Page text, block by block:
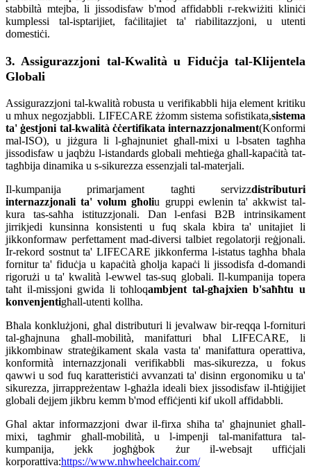
stabbiltà mtejba, li jissodisfaw b'mod affidabbli r-rekwiżiti kliniċi
kumplessi tal-isptarijiet, faċilitajiet ta' riabilitazzjoni, u utenti
domestiċi.
3. Assigurazzjoni tal-Kwalità u Fiduċja tal-Klijentela
Globali
Assigurazzjoni tal-kwalità robusta u verifikabbli hija element kritiku
u mhux negozjabbli. LIFECARE żżomm sistema sofistikata,sistema
ta' ġestjoni tal-kwalità ċċertifikata internazzjonalment(Konformi
mal-ISO), u jiżgura li l-għajnuniet għall-mixi u l-bsaten tagħha
jissodisfaw u jaqbżu l-istandards globali meħtieġa għall-kapaċità tat-
tagħbija dinamika u s-sikurezza essenzjali tal-materjali.
Il-kumpanija primarjament tagħti servizzdistributuri
internazzjonali ta' volum għoliu gruppi ewlenin ta' akkwist tal-
kura tas-saħħa istituzzjonali. Dan l-enfasi B2B intrinsikament
jirrikjedi kunsinna konsistenti u fuq skala kbira ta' unitajiet li
jikkonformaw perfettament mad-diversi talbiet regolatorji reġjonali.
Ir-rekord sostnut ta' LIFECARE jikkonferma l-istatus tagħha bħala
fornitur ta' fiduċja u kapaċità għolja kapaċi li jissodisfa d-domandi
rigorużi u ta' kwalità l-ewwel tas-suq globali. Il-kumpanija topera
taħt il-missjoni gwida li toħloqambjent tal-għajxien b'saħħtu u
konvenjentigħall-utenti kollha.
Bħala konklużjoni, għal distributuri li jevalwaw bir-reqqa l-fornituri
tal-għajnuna għall-mobilità, manifatturi bħal LIFECARE, li
jikkombinaw strateġikament skala vasta ta' manifattura operattiva,
konformità internazzjonali verifikabbli mas-sikurezza, u fokus
qawwi u sod fuq karatteristiċi avvanzati ta' disinn ergonomiku u ta'
sikurezza, jirrappreżentaw l-għażla ideali biex jissodisfaw il-ħtiġijiet
globali dejjem jikbru kemm b'mod effiċjenti kif ukoll affidabbli.
Għal aktar informazzjoni dwar il-firxa sħiħa ta' għajnuniet għall-
mixi, tagħmir għall-mobilità, u l-impenji tal-manifattura tal-
kumpanija, jekk jogħġbok żur il-websajt uffiċjali
korporattiva:https://www.nhwheelchair.com/